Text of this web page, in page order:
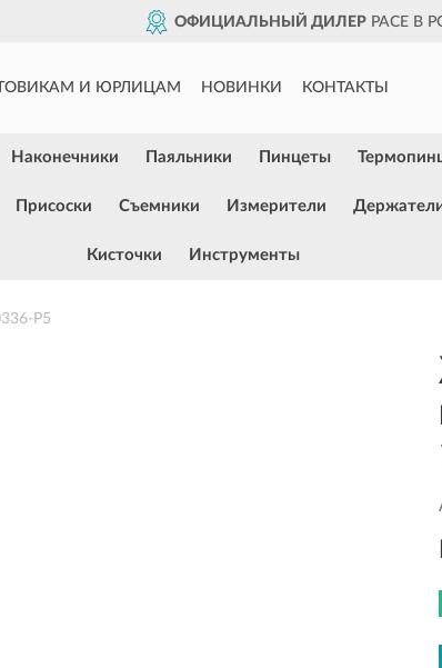
ОФИЦИАЛЬНЫЙ ДИЛЕР PACE В
И ЮРЛИЦАМ НОВИНКИ КОНТАКТЫ
Наконечники Паяльники Пинцеты
Присоски Съемники Измерители
Кисточки Инструменты
P5